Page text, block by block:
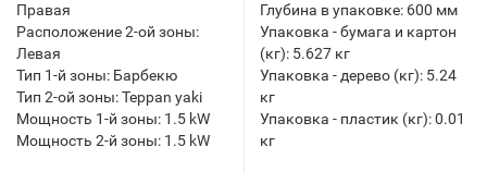
Правая
Расположение 2-ой зоны:
Левая
Тип 1-й зоны: Барбекю
Тип 2-ой зоны: Teppan yaki
Мощность 1-й зоны: 1.5 kW
Мощность 2-й зоны: 1.5 kW
Глубина в упаковке: 600 мм
Упаковка - бумага и картон
(кг): 5.627 кг
Упаковка - дерево (кг): 5.24
кг
Упаковка - пластик (кг): 0.01
кг